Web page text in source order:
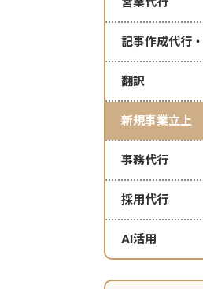
記事作成代行
翻訳
新規事業立上
事務代行
採用代行
AI活用